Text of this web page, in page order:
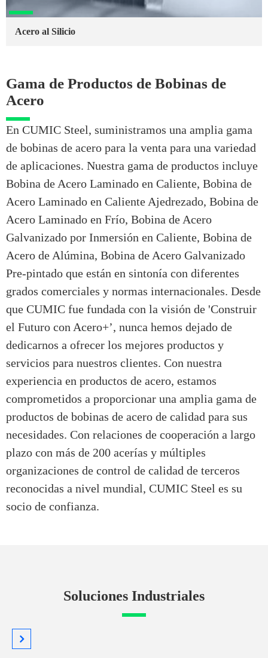
Acero al Silicio
Gama de Productos de Bobinas de
Acero
En CUMIC Steel, suministramos una amplia gama
de bobinas de acero para la venta para una variedad
de aplicaciones. Nuestra gama de productos incluye
Bobina de Acero Laminado en Caliente, Bobina de
Acero Laminado en Caliente Ajedrezado, Bobina de
Acero Laminado en Frío, Bobina de Acero
Galvanizado por Inmersión en Caliente, Bobina de
Acero de Alúmina, Bobina de Acero Galvanizado
Pre-pintado que están en sintonía con diferentes
grados comerciales y normas internacionales. Desde
que CUMIC fue fundada con la visión de 'Construir
el Futuro con Acero+’, nunca hemos dejado de
dedicarnos a ofrecer los mejores productos y
servicios para nuestros clientes. Con nuestra
experiencia en productos de acero, estamos
comprometidos a proporcionar una amplia gama de
productos de bobinas de acero de calidad para sus
necesidades. Con relaciones de cooperación a largo
plazo con más de 200 acerías y múltiples
organizaciones de control de calidad de terceros
reconocidas a nivel mundial, CUMIC Steel es su
socio de confianza.
Soluciones Industriales